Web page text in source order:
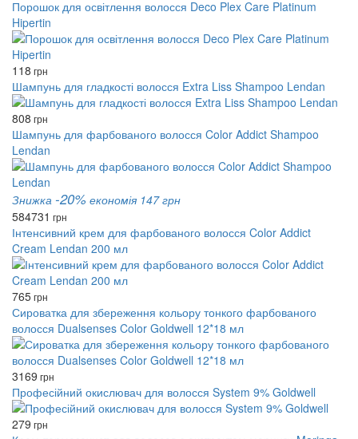
Порошок для освітлення волосся Deco Plex Care Platinum
Hipertin
118 грн
Шампунь для гладкості волосся Extra Liss Shampoo Lendan
808 грн
Шампунь для фарбованого волосся Color Addict Shampoo
Lendan
Знижка -20% економія 147 грн
584731 грн
Інтенсивний крем для фарбованого волосся Color Addict
Cream Lendan 200 мл
765грн
Сироватка для збереження кольору тонкого фарбованого
волосся Dualsenses Color Goldwell 12*18 мл
3169 грн
Професійний окислювач для волосся System 9% Goldwell
279 грн